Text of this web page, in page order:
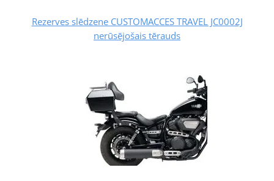
Rezerves slēdzene CUSTOMACCES TRAVEL JC0002J
nerūsējošais tērauds